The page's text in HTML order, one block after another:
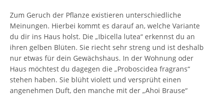
Zum Geruch der Pflanze existieren unterschiedliche
Meinungen. Hierbei kommt es darauf an, welche Variante
du dir ins Haus holst. Die „Ibicella lutea“ erkennst du an
ihren gelben Blüten. Sie riecht sehr streng und ist deshalb
nur etwas für dein Gewächshaus. In der Wohnung oder
Haus möchtest du dagegen die „Proboscidea fragrans“
stehen haben. Sie blüht violett und versprüht einen
angenehmen Duft, den manche mit der „Ahoi Brause“